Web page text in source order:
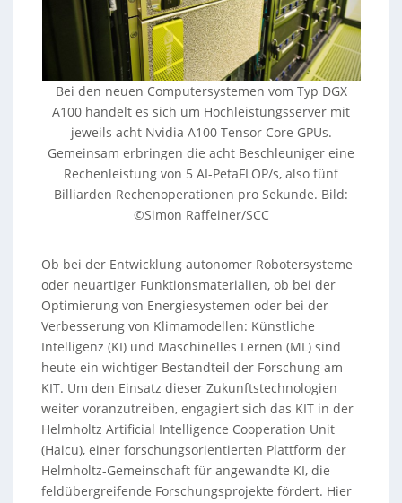
Bei den neuen Computersystemen vom Typ DGX
A100 handelt es sich um Hochleistungsserver mit
jeweils acht Nvidia A100 Tensor Core GPUs.
Gemeinsam erbringen die acht Beschleuniger eine
Rechenleistung von 5 AI-PetaFLOP/s, also fünf
Billiarden Rechenoperationen pro Sekunde. Bild:
©Simon Raffeiner/SCC
Ob bei der Entwicklung autonomer Robotersysteme
oder neuartiger Funktionsmaterialien, ob bei der
Optimierung von Energiesystemen oder bei der
Verbesserung von Klimamodellen: Künstliche
Intelligenz (KI) und Maschinelles Lernen (ML) sind
heute ein wichtiger Bestandteil der Forschung am
KIT. Um den Einsatz dieser Zukunftstechnologien
weiter voranzutreiben, engagiert sich das KIT in der
Helmholtz Artificial Intelligence Cooperation Unit
(Haicu), einer forschungsorientierten Plattform der
Helmholtz-Gemeinschaft für angewandte KI, die
feldübergreifende Forschungsprojekte fördert. Hier